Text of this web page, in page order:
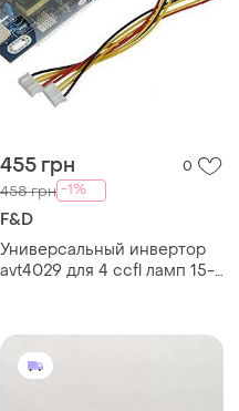
455 грн 0
458 грн -1%
F&D
Универсальный инвертор
avt4029 для 4 ccfl ламп 15-
ve-33